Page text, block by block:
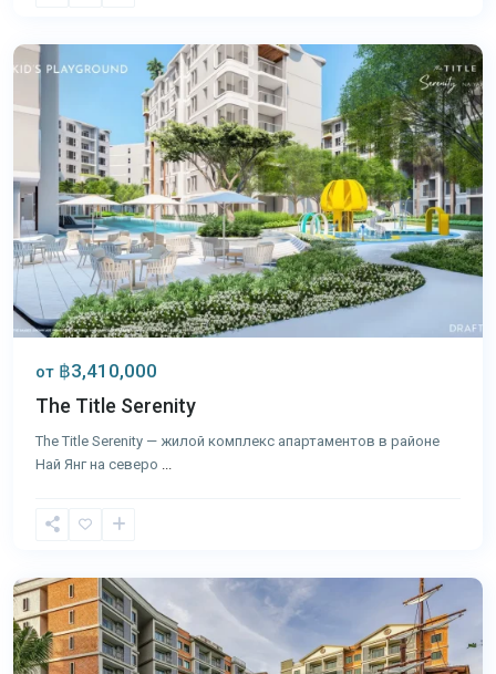
от ฿3,410,000
The Title Serenity
The Title Serenity — жилой комплекс апартаментов в районе
Най Янг на северо
Янг,